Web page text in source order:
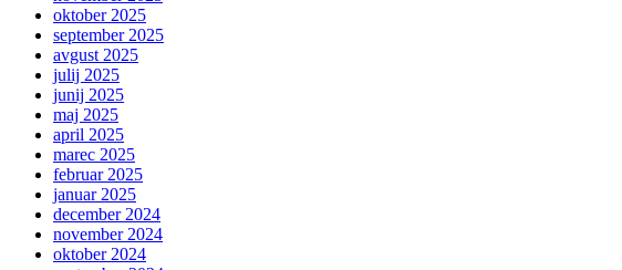
oktober 2025
september 2025
avgust 2025
julij 2025
junij 2025
maj 2025
april 2025
marec 2025
februar 2025
januar 2025
december 2024
november 2024
oktober 2024